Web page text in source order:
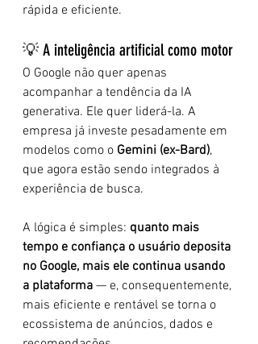
rápida e eficiente.
💡 A inteligência artificial como motor
O Google não quer apenas
acompanhar a tendência da IA
generativa. Ele quer liderá-la. A
empresa já investe pesadamente em
modelos como o Gemini (ex-Bard),
que agora estão sendo integrados à
experiência de busca.
A lógica é simples: quanto mais
tempo e confiança o usuário deposita
no Google, mais ele continua usando
a plataforma — e, consequentemente,
mais eficiente e rentável se torna o
ecossistema de anúncios, dados e